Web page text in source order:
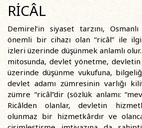
RİCÂL
Demirel’in siyaset tarzını,
önemli bir cihazı olan “ricâl” ile
izleri üzerinde düşünmek anlamlı
mitosunda, devlet yönetme,
üzerinde düşünme vukufuna,
devlet adamı zümresinin varlığı
zümre “ricâl”dir (sözlük anlamı:
Ricâlden olanlar, devletin
olunmaz bir hizmetkârdır ve